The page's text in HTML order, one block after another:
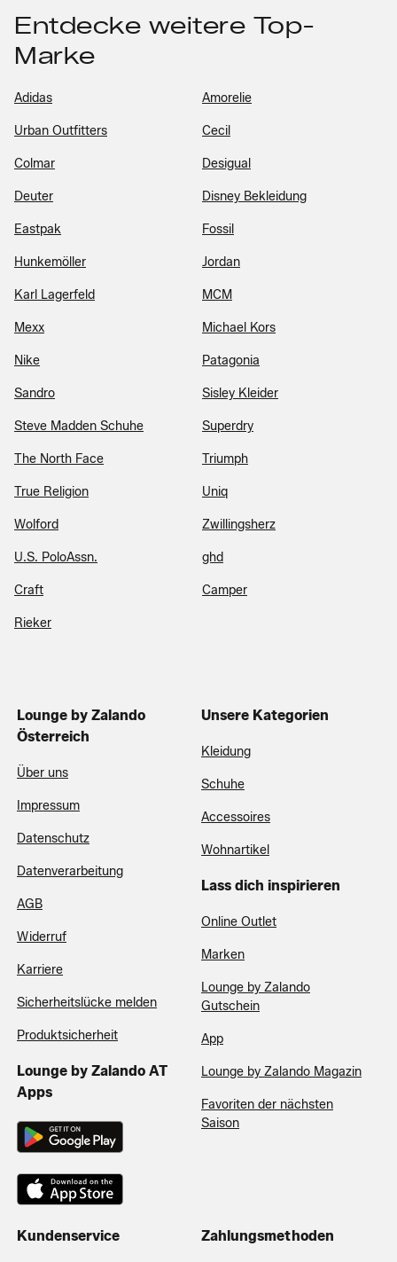
Entdecke weitere Top-
Marke
Adidas Amorelie
Urban Outfitters Cecil
Colmar Desigual
Deuter Disney Bekleidung
Eastpak Fossil
Hunkemöller Jordan
Karl Lagerfeld MCM
Mexx Michael Kors
Nike Patagonia
Sandro Sisley Kleider
Steve Madden Schuhe Superdry
The North Face Triumph
True Religion Uniq
Wolford Zwillingsherz
U.S. PoloAssn. ghd
Craft Camper
Rieker
Lounge by Zalando
Österreich
Über uns
Impressum
Datenschutz
Datenverarbeitung
AGB
Widerruf
Karriere
Sicherheitslücke melden
Produktsicherheit
Lounge by Zalando AT
Apps
Unsere Kategorien
Kleidung
Schuhe
Accessoires
Wohnartikel
Lass dich inspirieren
Online Outlet
Marken
Lounge by Zalando
Gutschein
App
Lounge by Zalando Magazin
Favoriten der nächsten
Saison
Kundenservice Zahlungsmethoden